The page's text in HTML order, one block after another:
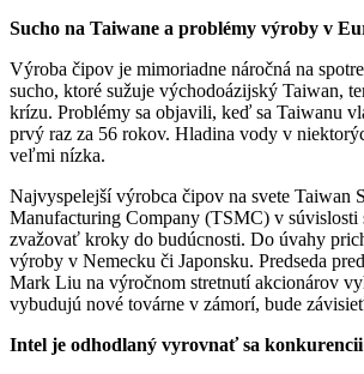
Sucho na Taiwane a problémy výroby v
Výroba čipov je mimoriadne náročná na
sucho, ktoré sužuje východoázijský Taiwan,
krízu. Problémy sa objavili, keď sa Taiwanu
prvý raz za 56 rokov. Hladina vody v
veľmi nízka.
Najvyspelejší výrobca čipov na svete Taiwan
Manufacturing Company (TSMC) v súvislosti
zvažovať kroky do budúcnosti. Do úvahy
výroby v Nemecku či Japonsku. Predseda
Mark Liu na výročnom stretnutí akcionárov
vybudujú nové továrne v zámorí, bude
Intel je odhodlaný vyrovnať sa konkurencii